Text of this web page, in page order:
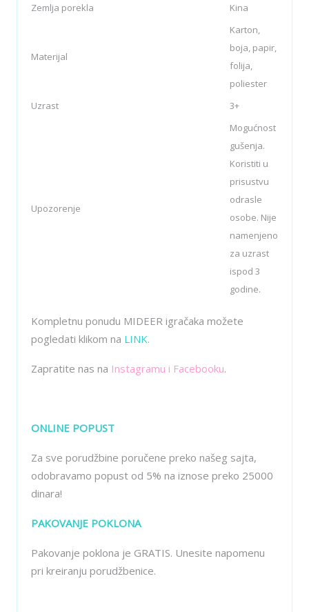
Zemlja porekla
Kina
Materijal
Karton,
boja, papir,
folija,
poliester
Uzrast
3+
Upozorenje
Mogućnost
gušenja.
Koristiti u
prisustvu
odrasle
osobe. Nije
namenjeno
za uzrast
ispod 3
godine.
Kompletnu ponudu MIDEER igračaka možete
pogledati klikom na LINK.
Zapratite nas na Instagramu i Facebooku.
ONLINE POPUST
Za sve porudžbine poručene preko našeg sajta,
odobravamo popust od 5% na iznose preko 25000
dinara!
PAKOVANJE POKLONA
Pakovanje poklona je GRATIS. Unesite napomenu
pri kreiranju porudžbenice.